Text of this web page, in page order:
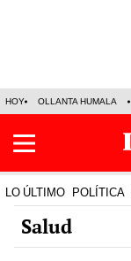
HOY OLLANTA HUMALA
LO ÚLTIMO POLÍTICA
Salud